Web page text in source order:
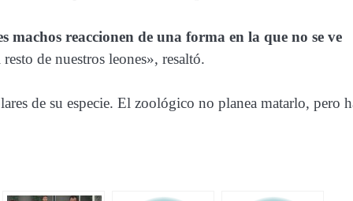
machos reaccionen de una forma en la que no se ve
de nuestros leones», resaltó.
de su especie. El zoológico no planea matarlo, pero